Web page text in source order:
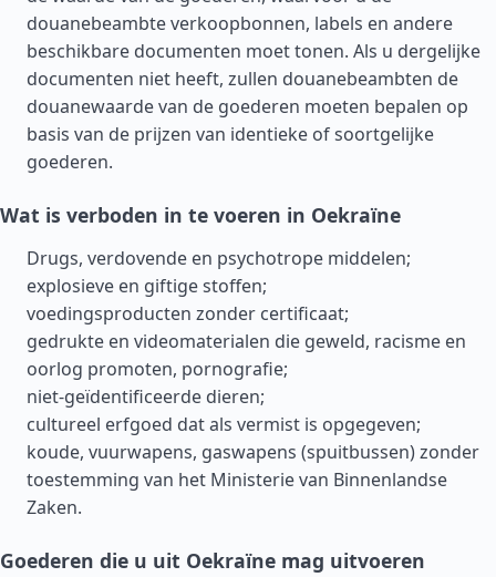
douanebeambte verkoopbonnen, labels en andere
beschikbare documenten moet tonen. Als u dergelijke
documenten niet heeft, zullen douanebeambten de
douanewaarde van de goederen moeten bepalen op
basis van de prijzen van identieke of soortgelijke
goederen.
Wat is verboden in te voeren in Oekraïne
Drugs, verdovende en psychotrope middelen;
explosieve en giftige stoffen;
voedingsproducten zonder certificaat;
gedrukte en videomaterialen die geweld, racisme en
oorlog promoten, pornografie;
niet-geïdentificeerde dieren;
cultureel erfgoed dat als vermist is opgegeven;
koude, vuurwapens, gaswapens (spuitbussen) zonder
toestemming van het Ministerie van Binnenlandse
Zaken.
Goederen die u uit Oekraïne mag uitvoeren